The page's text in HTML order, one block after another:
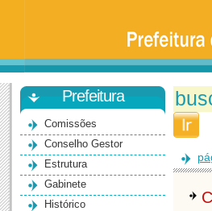
Universidade
São
Paulo
-
BauruPrefeitura
Comissões
Conselho Gestor
Estrutura
Gabinete
Histórico